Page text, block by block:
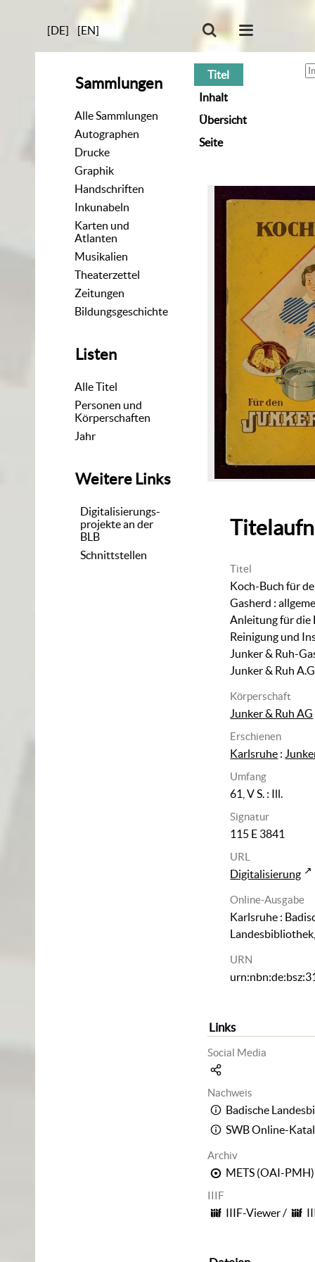
[DE] [EN]
Sammlungen
Alle Sammlungen
Autographen
Drucke
Graphik
Handschriften
Inkunabeln
Karten und
Atlanten
Musikalien
Theaterzettel
Zeitungen
Bildungsgeschichte
Listen
Alle Titel
Personen und
Körperschaften
Jahr
Weitere Links
Digitalisierungs-
projekte an der
BLB
Schnittstellen
Titel
Inhalt
Übersicht
Seite
Titel
Koch-Buch für
Gasherd :
Anleitung für die
Reinigung und
Junker & Ruh-
Junker & Ruh
Körperschaft
Junker & Ruh AG
Erschienen
Karlsruhe :
Umfang
61, V S. : Ill.
Signatur
115 E 3841
URL
Digitalisierung
Online-Ausgabe
Karlsruhe :
URN
Links
Social Media
Nachweis
Badische
SWB Online-
Archiv
METS (OAI-PMH)
IIIF
IIIF-Viewer/